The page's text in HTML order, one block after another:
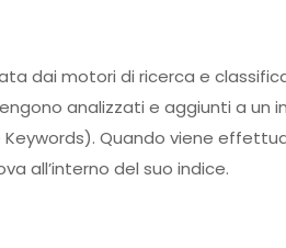
dai motori di ricerca e
analizzati e aggiunti a un
Quando viene
all’interno del suo indice.